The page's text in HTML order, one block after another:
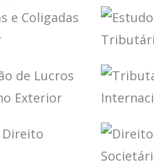
DAS
TAX
THE
DE
POR
NO
DE